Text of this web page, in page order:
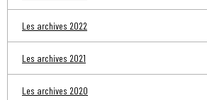
Les archives 2022
Les archives 2021
Les archives 2020